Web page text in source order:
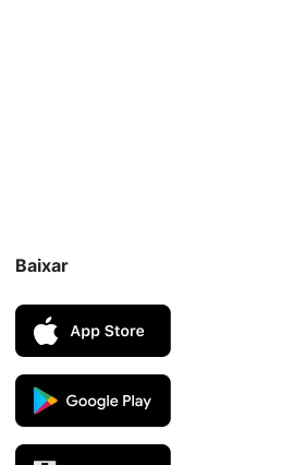
Baixar